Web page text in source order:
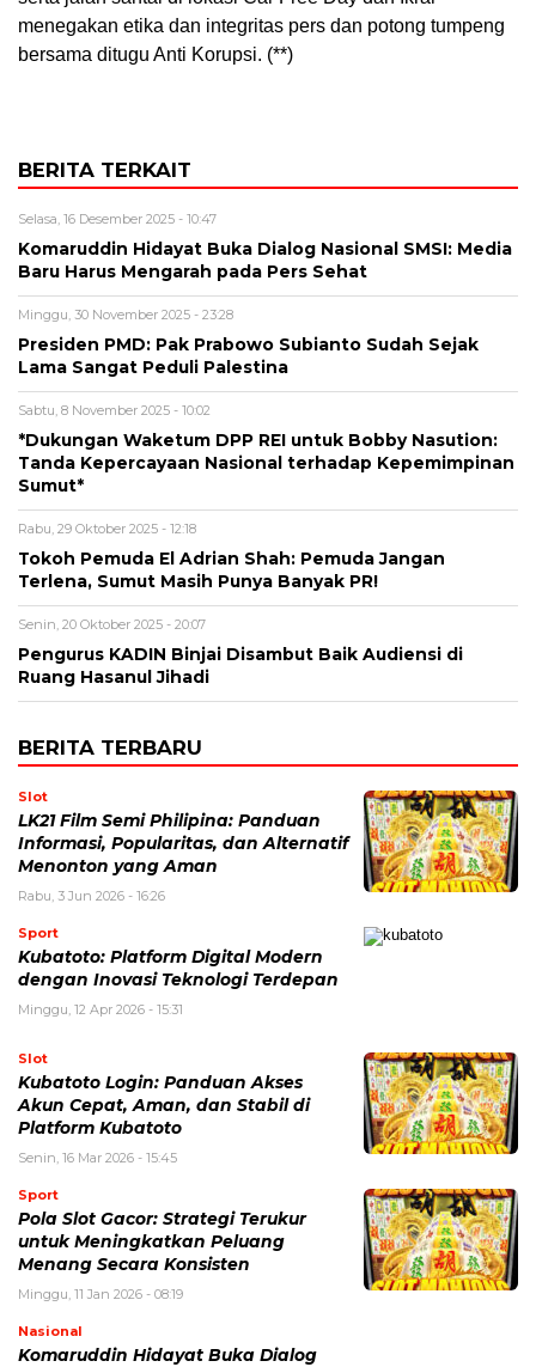
menegakan etika dan integritas pers dan potong tumpeng
bersama ditugu Anti Korupsi. (**)
BERITA TERKAIT
Selasa, 16 Desember 2025 - 10:47
Komaruddin Hidayat Buka Dialog Nasional SMSI: Media
Baru Harus Mengarah pada Pers Sehat
Minggu, 30 November 2025 - 23:28
Presiden PMD: Pak Prabowo Subianto Sudah Sejak
Lama Sangat Peduli Palestina
Sabtu, 8 November 2025 - 10:02
*Dukungan Waketum DPP REI untuk Bobby Nasution:
Tanda Kepercayaan Nasional terhadap Kepemimpinan
Sumut*
Rabu, 29 Oktober 2025 - 12:18
Tokoh Pemuda El Adrian Shah: Pemuda Jangan
Terlena, Sumut Masih Punya Banyak PR!
Senin, 20 Oktober 2025 - 20:07
Pengurus KADIN Binjai Disambut Baik Audiensi di
Ruang Hasanul Jihadi
BERITA TERBARU
Slot
LK21 Film Semi Philipina: Panduan
Informasi, Popularitas, dan Alternatif
Menonton yang Aman
Rabu, 3 Jun 2026 - 16:26
Sport
Kubatoto: Platform Digital Modern
dengan Inovasi Teknologi Terdepan
Minggu, 12 Apr 2026 - 15:31
Slot
Kubatoto Login: Panduan Akses
Akun Cepat, Aman, dan Stabil di
Platform Kubatoto
Senin, 16 Mar 2026 - 15:45
Sport
Pola Slot Gacor: Strategi Terukur
untuk Meningkatkan Peluang
Menang Secara Konsisten
Minggu, 11 Jan 2026 - 08:19
Nasional
Komaruddin Hidayat Buka Dialog